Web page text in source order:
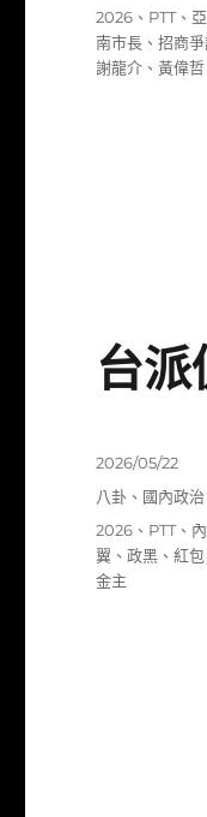
期:
標
籤
2026 、 PTT、
南市長 、招商
謝龍介 、黃偉哲
台派
發
佈
期:
2026/05/22
分
八卦 、 國內政治
標
籤
2026 、 PTT、
翼 、政黑 、紅包
金主